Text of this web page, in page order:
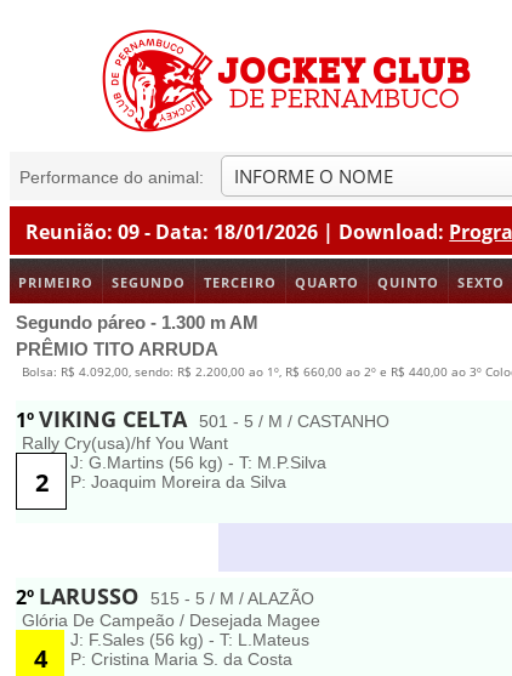
Performance do animal:
Reunião: 09 - Data: 18/01/2026 | Download:
PRIMEIRO SEGUNDO TERCEIRO QUARTO QUINTO SEXTO
Segundo páreo - 1.300 m AM
PRÊMIO TITO ARRUDA
Bolsa: R$ 4.092,00, sendo: R$ 2.200,00 ao 1º, R$ 660,00 ao 2º e R$ 440,00 ao 3º
1ºVIKING CELTA
501 - 5 / M / CASTANHO
Rally Cry(usa)/hf You Want
2
J: G.Martins (56 kg) - T: M.P.Silva
P: Joaquim Moreira da Silva
2º LARUSSO
515 - 5 / M / ALAZÃO
Glória De Campeão / Desejada Magee
4
J: F.Sales (56 kg) - T: L.Mateus
P: Cristina Maria S. da Costa